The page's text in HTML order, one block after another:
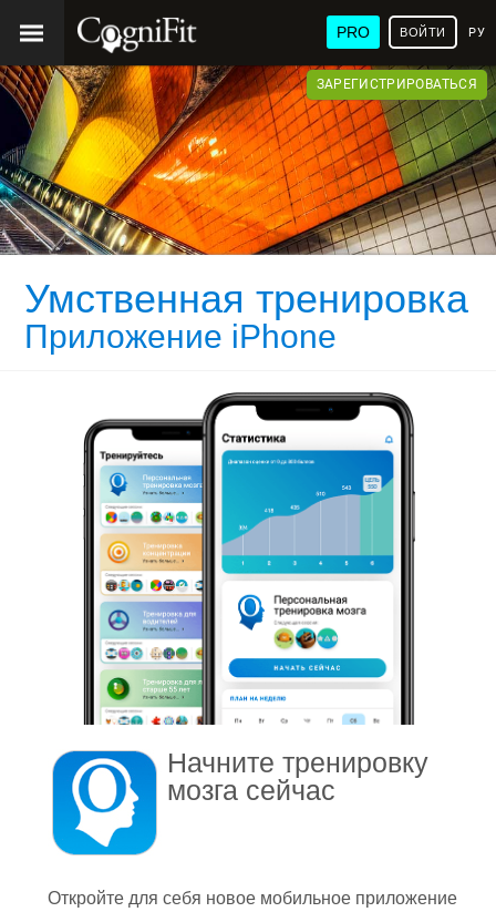
PRO ВОЙТИ
ЗАРЕГИСТРИРОВАТЬСЯ
Умственная тренировка
Приложение iPhone
Начните тренировку
мозга сейчас
Откройте для себя новое мобильное приложение